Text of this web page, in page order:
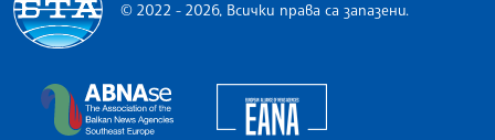
© 2022 - 2026, Всички права са запазени.
The Assocoation of the Balkan News Agencies